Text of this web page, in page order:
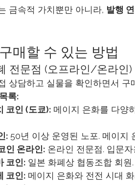
금속적 가치뿐만 아니라, 발행
매할 수 있는 방법
전문점 (오프라인/온라인)
상담하고 실물을 확인하면서 구
록:
코인 (도쿄): 메이지 은화를 다양
: 50년 이상 운영된 노포. 메이지
인 온라인: 온라인 전문점. 입문
코인: 일본 화폐상 협동조합 회
코인: 메이지 은화와 전전 시대